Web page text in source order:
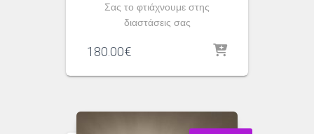
Σας το φτιάχνουμε στης
διαστάσεις σας
180.00€